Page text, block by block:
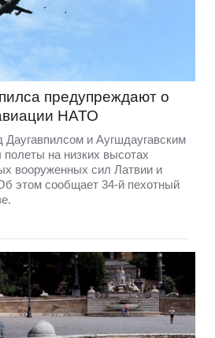
предупреждают о
НАТО
Даугавпилсом и Аугшдаугавским
на низких высотах
вооруженных сил Латвии и
этом сообщает 34-й пехотный